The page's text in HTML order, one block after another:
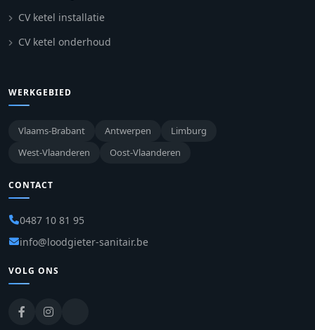
CV ketel installatie
CV ketel onderhoud
WERKGEBIED
Vlaams-Brabant Antwerpen
Limburg
West-Vlaanderen
Oost-Vlaanderen
CONTACT
0487 10 81 95
info@loodgieter-sanitair.be
VOLG ONS